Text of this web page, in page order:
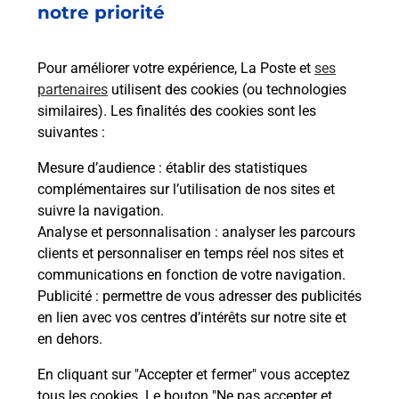
notre priorité
Pour améliorer votre expérience, La Poste et ses
partenaires utilisent des cookies (ou technologies
similaires). Les finalités des cookies sont les
suivantes :
Mesure d’audience : établir des statistiques
complémentaires sur l’utilisation de nos sites et
suivre la navigation.
Analyse et personnalisation : analyser les parcours
clients et personnaliser en temps réel nos sites et
communications en fonction de votre navigation.
Publicité : permettre de vous adresser des publicités
en lien avec vos centres d’intérêts sur notre site et
en dehors.
En cliquant sur "Accepter et fermer" vous acceptez
Boîte aux lettres La Poste
36 Rue Du Mont Courant
43350 Saint Paulien
Boîte aux Lettres La Poste
Collecte du courrier aujourd'hui à 08h00
20 Rue Bela Chareira
43350 Saint Paulien
Le lien s'ouvre dans un nouvel onglet